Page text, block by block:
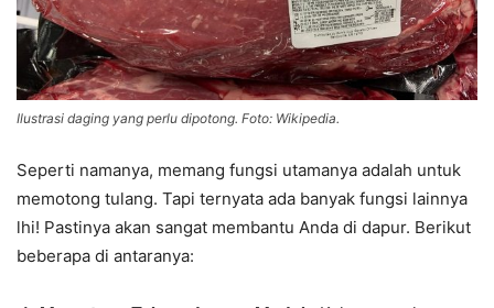
Ilustrasi daging yang perlu dipotong. Foto: Wikipedia.
Seperti namanya, memang fungsi utamanya adalah untuk
memotong tulang. Tapi ternyata ada banyak fungsi lainnya
lhi! Pastinya akan sangat membantu Anda di dapur. Berikut
beberapa di antaranya: